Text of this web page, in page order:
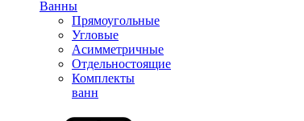
Ванны
Прямоугольные
Угловые
Асимметричные
Отдельностоящие
Комплекты
ванн